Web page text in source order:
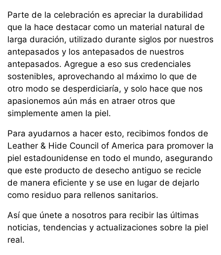
Parte de la celebración es apreciar la durabilidad
que la hace destacar como un material natural de
larga duración, utilizado durante siglos por nuestros
antepasados y los antepasados de nuestros
antepasados. Agregue a eso sus credenciales
sostenibles, aprovechando al máximo lo que de
otro modo se desperdiciaría, y solo hace que nos
apasionemos aún más en atraer otros que
simplemente amen la piel.
Para ayudarnos a hacer esto, recibimos fondos de
Leather & Hide Council of America para promover la
piel estadounidense en todo el mundo, asegurando
que este producto de desecho antiguo se recicle
de manera eficiente y se use en lugar de dejarlo
como residuo para rellenos sanitarios.
Así que únete a nosotros para recibir las últimas
noticias, tendencias y actualizaciones sobre la piel
real.